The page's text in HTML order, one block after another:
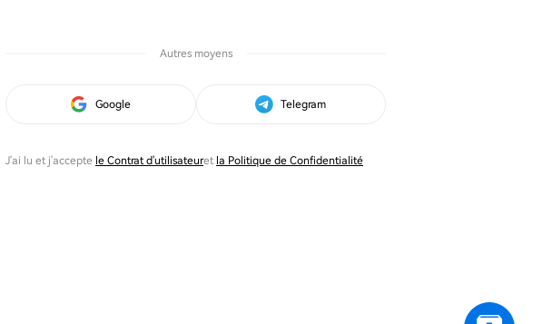
Autres moyens
Google Telegram
J'ai lu et j'accepte le Contrat d'utilisateuret la Politique de Confidentialité